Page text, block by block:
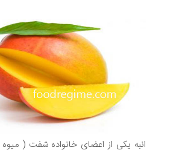
انبه یکی از اعضای خانواده شفت (